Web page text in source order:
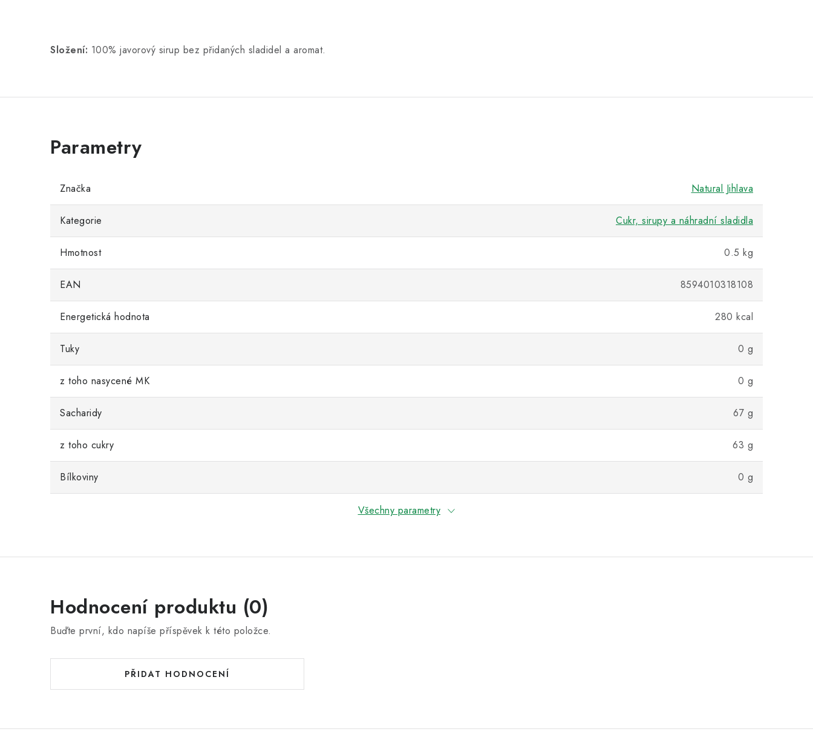
Složení: 100% javorový sirup bez přidaných sladidel a aromat.
Značka Natural Jihlava
Kategorie Cukr, sirupy a náhradní sladidla
Hmotnost 0.5 kg
EAN 8594010318108
Energetická hodnota 280 kcal
Tuky 0 g
z toho nasycené MK 0 g
Sacharidy 67 g
z toho cukry 63 g
Bílkoviny 0 g
Všechny parametry
Hodnocení produktu (0)
Buďte první, kdo napíše příspěvek k této položce.
PŘIDAT HODNOCENÍ